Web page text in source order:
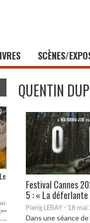
SCÈNES/
QUENTIN
Festival Cannes
5 : « La déferlante
Pierig LERAY - 18 mai
Dans une séance